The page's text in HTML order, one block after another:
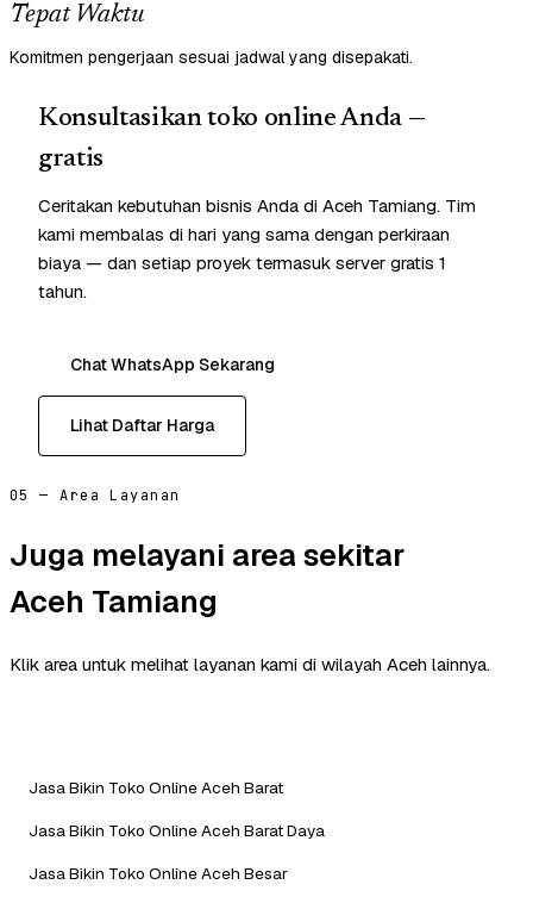
Tepat Waktu
Komitmen pengerjaan sesuai jadwal yang disepakati.
Konsultasikan toko online Anda —
gratis
Ceritakan kebutuhan bisnis Anda di Aceh Tamiang. Tim
kami membalas di hari yang sama dengan perkiraan
biaya — dan setiap proyek termasuk server gratis 1
tahun.
Chat WhatsApp Sekarang
Lihat Daftar Harga
05 — Area Layanan
Juga melayani area sekitar
Aceh Tamiang
Klik area untuk melihat layanan kami di wilayah Aceh lainnya.
Jasa Bikin Toko Online Aceh Barat
Jasa Bikin Toko Online Aceh Barat Daya
Jasa Bikin Toko Online Aceh Besar